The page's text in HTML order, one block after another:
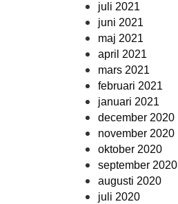
juli 2021
juni 2021
maj 2021
april 2021
mars 2021
februari 2021
januari 2021
december 2020
november 2020
oktober 2020
september 2020
augusti 2020
juli 2020